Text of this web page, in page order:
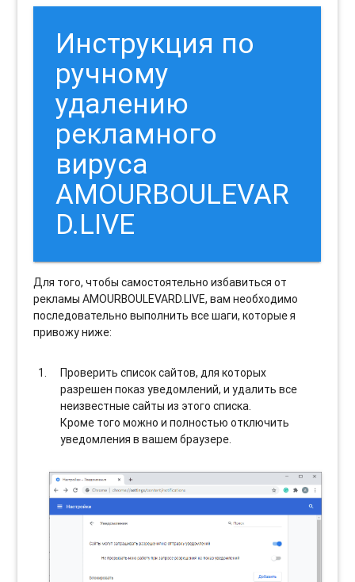
Инструкция по
ручному
удалению
рекламного
вируса
AMOURBOULEVAR
D.LIVE
Для того, чтобы самостоятельно избавиться от
рекламы AMOURBOULEVARD.LIVE, вам необходимо
последовательно выполнить все шаги, которые я
привожу ниже:
Проверить список сайтов, для которых
разрешен показ уведомлений, и удалить все
неизвестные сайты из этого списка.
Кроме того можно и полностью отключить
уведомления в вашем браузере.